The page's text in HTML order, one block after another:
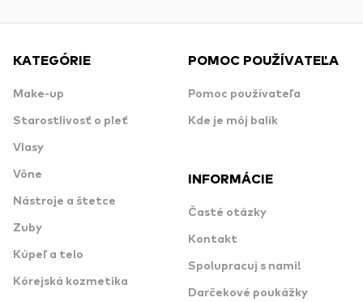
KATEGÓRIE
Make-up
Starostlivosť o pleť
Vlasy
Vône
Nástroje a štetce
Zuby
Kúpeľ a telo
Kórejská kozmetika
POMOC POUŽÍVATEĽA
Pomoc používateľa
Kde je môj balík
INFORMÁCIE
Časté otázky
Kontakt
Spolupracuj s nami!
Darčekové poukážky